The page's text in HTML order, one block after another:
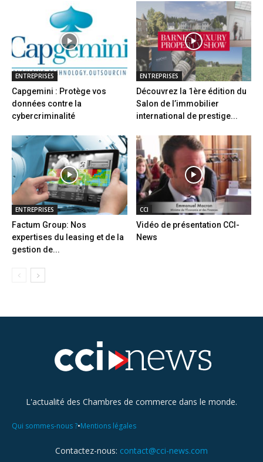
ENTREPRISES
Capgemini : Protège vos
données contre la
cybercriminalité
ENTREPRISES
Découvrez la 1ère édition du
Salon de l’immobilier
international de prestige...
ENTREPRISES
Factum Group: Nos
expertises du leasing et de la
gestion de...
CCI
Vidéo de présentation CCI-
News
L'actualité des Chambres de commerce dans le monde.
Qui sommes-nous ?•Mentions légales
Contactez-nous: contact@cci-news.com